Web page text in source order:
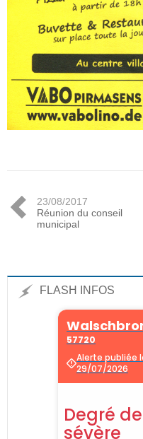
23/08/2017
Réunion du conseil
municipal
FLASH INFOS